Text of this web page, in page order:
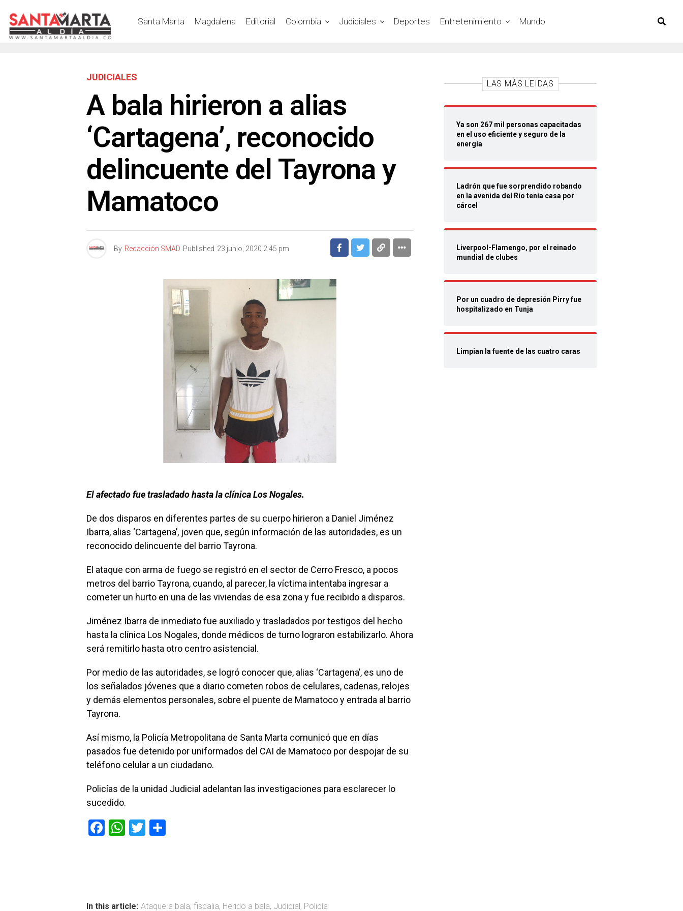
Santa Marta Magdalena Editorial Colombia Judiciales Deportes Entretenimiento Mundo
JUDICIALES
A bala hirieron a alias
‘Cartagena’, reconocido
delincuente del Tayrona y
Mamatoco
By Redacción SMAD Published 23 junio, 2020 2:45 pm
El afectado fue trasladado hasta la clínica Los Nogales.
De dos disparos en diferentes partes de su cuerpo hirieron a Daniel Jiménez
Ibarra, alias ‘Cartagena’, joven que, según información de las autoridades, es un
reconocido delincuente del barrio Tayrona.
El ataque con arma de fuego se registró en el sector de Cerro Fresco, a pocos
metros del barrio Tayrona, cuando, al parecer, la víctima intentaba ingresar a
cometer un hurto en una de las viviendas de esa zona y fue recibido a disparos.
Jiménez Ibarra de inmediato fue auxiliado y trasladados por testigos del hecho
hasta la clínica Los Nogales, donde médicos de turno lograron estabilizarlo. Ahora
será remitirlo hasta otro centro asistencial.
Por medio de las autoridades, se logró conocer que, alias ‘Cartagena’, es uno de
los señalados jóvenes que a diario cometen robos de celulares, cadenas, relojes
y demás elementos personales, sobre el puente de Mamatoco y entrada al barrio
Tayrona.
Así mismo, la Policía Metropolitana de Santa Marta comunicó que en días
pasados fue detenido por uniformados del CAI de Mamatoco por despojar de su
teléfono celular a un ciudadano.
Policías de la unidad Judicial adelantan las investigaciones para esclarecer lo
sucedido.
F
W T
In this article: Ataque a bala, fiscalia, Herido a bala, Judicial , Policía
LAS MÁS LEIDAS
Ya son 267 mil personas capacitadas
en el uso eficiente y seguro de la
energía
Ladrón que fue sorprendido robando
en la avenida del Río tenía casa por
cárcel
Liverpool-Flamengo, por el reinado
mundial de clubes
Por un cuadro de depresión Pirry fue
hospitalizado en Tunja
Limpian la fuente de las cuatro caras